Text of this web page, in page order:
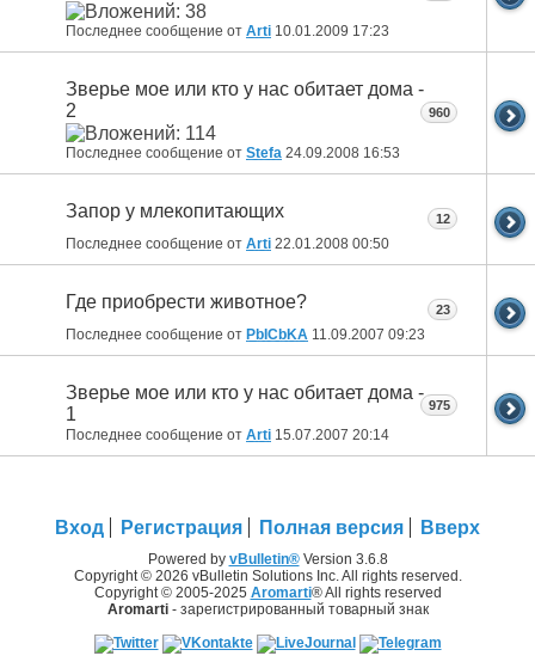
Последнее сообщение от Arti 10.01.2009 17:23
Зверье мое или кто у нас обитает дома -
2
Последнее сообщение от Stefa 24.09.2008 16:53
960
Запор у млекопитающих
Последнее сообщение от Arti 22.01.2008 00:50
12
Где приобрести животное?
Последнее сообщение от PbICbKA 11.09.2007 09:23
23
Зверье мое или кто у нас обитает дома -
1
Последнее сообщение от Arti 15.07.2007 20:14
975
Вход Регистрация Полная версия Вверх
Powered by vBulletin®Version 3.6.8
Copyright © 2026 vBulletin Solutions Inc. All rights reserved.
Copyright © 2005-2025 Aromarti® All rights reserved
Aromarti- зарегистрированный товарный знак